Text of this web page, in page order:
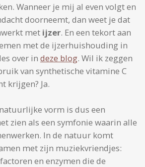
Wanneer je mij al even volgt en
doorneemt, dan weet je dat
met ijzer. En een tekort aan
met de ijzerhuishouding in
over in deze blog. Wil ik zeggen
van synthetische vitamine C
krijgen? Ja.
vorm is dus een
zien als een symfonie waarin alle
In de natuur komt
met zijn muziekvriendjes:
en enzymen die de